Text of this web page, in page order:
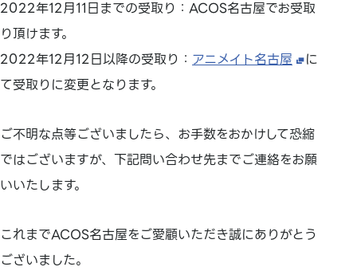
2022年12月11日までの受取り：ACOS名古屋でお受取
り頂けます。
2022年12月12日以降の受取り： アニメイト名古屋
に
て受取りに変更となります。
ご不明な点等ございましたら、お手数をおかけして恐縮
ではございますが、下記問い合わせ先までご連絡をお願
いいたします。
これまでACOS名古屋をご愛顧いただき誠にありがとう
ございました。